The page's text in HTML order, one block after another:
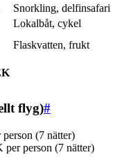
Snorkling, delfinsafari
Lokalbåt, cykel
Flaskvatten, frukt
flyg)#
(7 nätter)
per person (7 nätter)